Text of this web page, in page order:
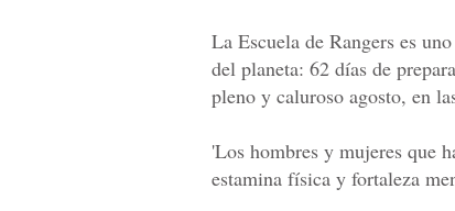
La Escuela de Rangers es
del planeta: 62 días de
pleno y caluroso agosto, en
'Los hombres y mujeres que
estamina física y fortaleza